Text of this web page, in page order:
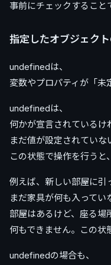
事前にチェックすること
指定したオブジェク
undefinedは、
変数やプロパティが「未
undefinedは、
何かが宣言されているけ
まだ値が設定されていな
この状態で操作を行うと
例えば、新しい部屋に引
まだ家具が何も入ってい
部屋はあるけど、座る場
何もできません。この状
undefinedの場合も、